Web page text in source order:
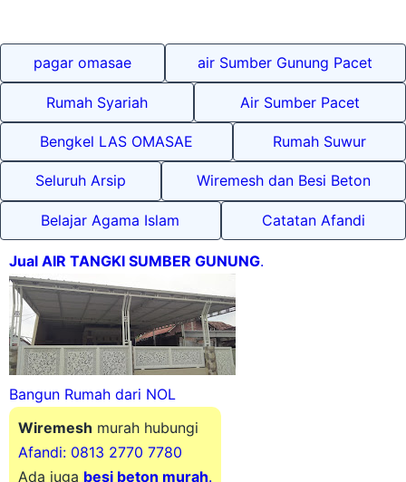
pagar omasae air Sumber Gunung Pacet
Rumah Syariah Air Sumber Pacet
Bengkel LAS OMASAE Rumah Suwur
Seluruh Arsip Wiremesh dan Besi Beton
Belajar Agama Islam Catatan Afandi
Jual AIR TANGKI SUMBER GUNUNG.
Bangun Rumah dari NOL
Wiremesh murah hubungi
Afandi: 0813 2770 7780
Ada juga besi beton murah.